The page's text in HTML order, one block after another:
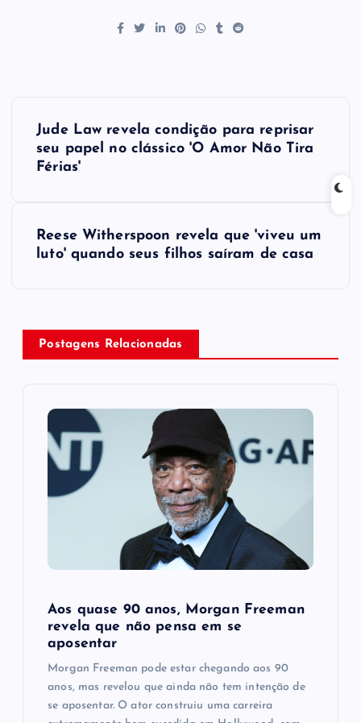
v
Jude Law revela condição para reprisar
seu papel no clássico 'O Amor Não Tira
Férias'
Reese Witherspoon revela que 'viveu um
luto' quando seus filhos saíram de casa
Postagens Relacionadas
Aos quase 90 anos, Morgan Freeman
revela que não pensa em se
aposentar
Morgan Freeman pode estar chegando aos 90
anos, mas revelou que ainda não tem intenção de
se aposentar. O ator construiu uma carreira